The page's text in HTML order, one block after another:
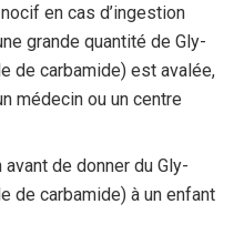
en cas d’ingestion
grande quantité de Gly-
de carbamide) est avalée,
médecin ou un centre
de donner du Gly-
de carbamide) à un enfant